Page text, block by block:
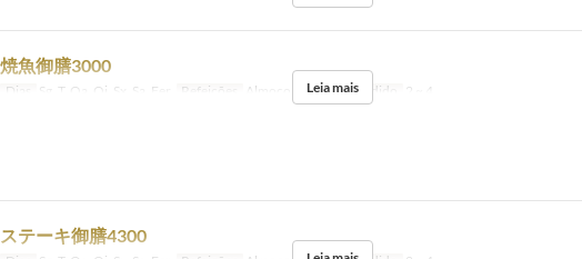
焼魚御膳3000
Dias Sg, T, Qa, Qi, Sx, Sa, Fer Refeições Almoço Limite de pedido 2 ~ 4
Leia mais
ステーキ御膳4300